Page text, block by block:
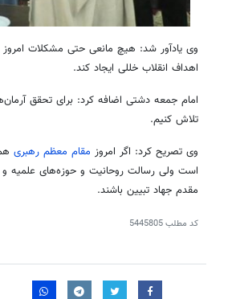
وی یادآور شد: هیچ مانعی حتی مشکلات امروز
اهداف انقلاب خللی ایجاد کند.
امام جمعه دشتی اضافه کرد: برای تحقق
تلاش کنیم.
وی تصریح کرد: اگر امروز مقام معظم رهبری
است ولی رسالت روحانیت و حوزه‌های علمیه و
مقدم جهاد تبیین باشند.
کد مطلب5445805روزنامه‌های اقتصادی چهارشنبه ۱۴ مرداد